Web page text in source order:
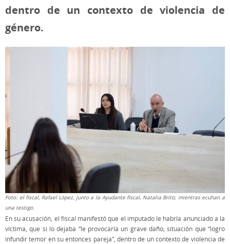
dentro de un contexto de violencia de
género.
Foto: el fiscal, Rafael López, junto a la Ayudante fiscal, Natalia Brito; mientras ecuhan a
una testigo.
En su acusación, el fiscal manifestó que el imputado le habría anunciado a la
víctima, que si lo dejaba “le provocaría un grave daño; situación que “logro
infundir temor en su entonces pareja”, dentro de un contexto de violencia de